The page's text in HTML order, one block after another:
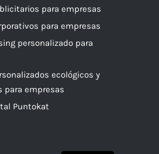
para empresas
para empresas
personalizado para
ecológicos y
para empresas
Puntokat